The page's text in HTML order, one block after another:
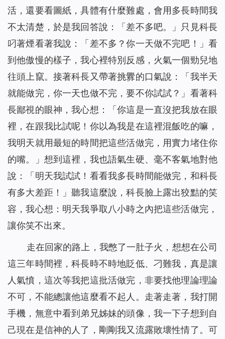
活，還要看圖紙，具體有什麼難處，會用多長時間我
不太清楚，於是我回答說：「差不多吧。」只見科長
叼著煙看著我說：「差不多？你一天做不完吧！」看
到他傲慢的樣子，我心裡特別反感，火氣一個勁兒地
往頭上竄。接著科長又帶著挑釁的口氣說：「我半天
就能做完，你一天也做不完，要不你試試？」看著科
長鄙視的眼神，我心想：「你這是一直沒把我放在眼
裡，在跟我比試呢！你以為我是在這裡混飯吃的嘛，
我明天就用最短的時間把這些活做完，用實力堵住你
的嘴。」想到這裡，我也語氣生硬、毫不客氣地對他
說：「明天我試試！看看我多長時間能做完，和科長
有多大差距！」聽我這麼說，科長臉上露出狡黠的笑
容，我心想：明天我爭取八小時之內把這些活做完，
讓你笑不出來。
走在回家的路上，我憋了一肚子火，想想在公司
這三年時間裡，科長時不時地貶低、刁難我，真是讓
人氣憤，這次等我把這批活做完，非要找他理論理論
不可，不能總讓他這麼看不起人。走著走著，我打開
手機，無意中看到弟兄姊妹的頭像，我一下子想到自
己現在是信神的人了，剛剛我又流露敗壞性情了。可